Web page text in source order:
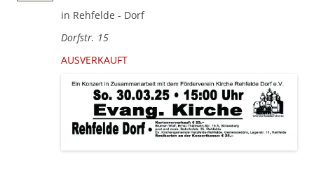
in Rehfelde - Dorf
Dorfstr. 15
AUSVERKAUFT